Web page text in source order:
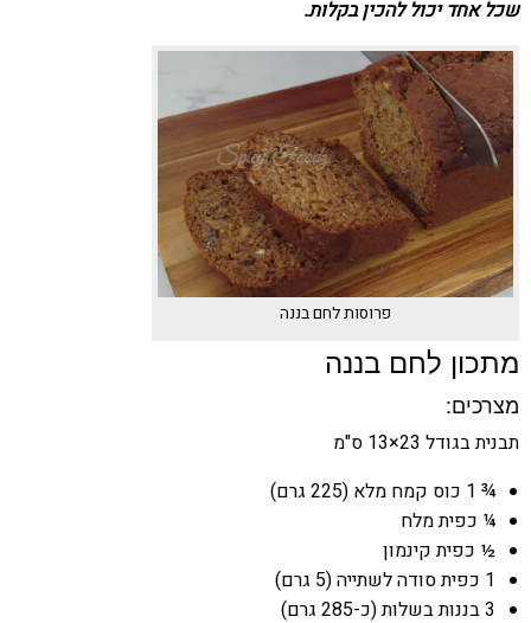
שכל אחד יכול להכין בקלות.
פרוסות לחם בננה
מתכון לחם בננה
מצרכים:
תבנית בגודל 23×13 ס"מ
¾ 1 כוס קמח מלא (225 גרם)
¼ כפית מלח
½ כפית קינמון